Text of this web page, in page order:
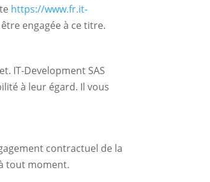
https://www.fr.it-
engagée à ce titre.
IT-Development SAS
à leur égard. Il vous
contractuel de la
tout moment.